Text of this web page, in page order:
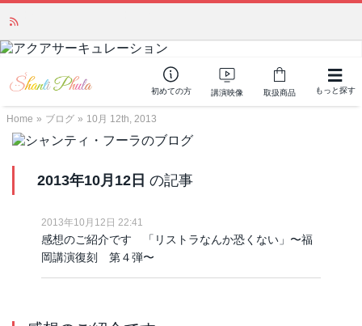
初めての方 講演映像 取扱商品 もっと探す
Home » ブログ » 10月 12th, 2013
2013年10月12日 の記事
2013年10月12日 22:41
感想のご紹介です 「リストラなんか恐くない」〜福
岡講演復刻 第４弾〜